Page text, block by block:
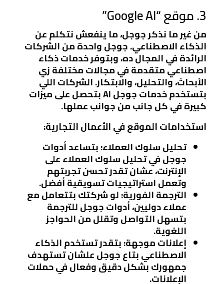
3. موقع “Google AI”
من غير ما نذكر جوجل، ما ينفعش نتكلم عن
الذكاء الاصطناعي. جوجل واحدة من الشركات
الرائدة في المجال ده، وبتوفر خدمات ذكاء
اصطناعي متقدمة في مجالات مختلفة زي
الأبحاث، والتحليل، والابتكار. الشركات اللي
بتستخدم خدمات جوجل AI بتحصل على ميزات
كبيرة في كل جانب من جوانب عملها.
استخدامات الموقع في الأعمال التجارية:
تحليل سلوك العملاء:بتساعد أدوات
جوجل في تحليل سلوك العملاء على
الإنترنت، عشان تقدر تحسن تجربتهم
وتعمل استراتيجيات تسويقية أفضل.
الترجمة الفورية:لو شركتك بتتعامل مع
عملاء دوليين، أدوات جوجل للترجمة
بتسهل التواصل وتقلل من الحواجز
اللغوية.
إعلانات موجهة:بتقدر تستخدم الذكاء
الاصطناعي بتاع جوجل علشان تستهدف
جمهورك بشكل دقيق وفعال في حملات
الإعلانات.